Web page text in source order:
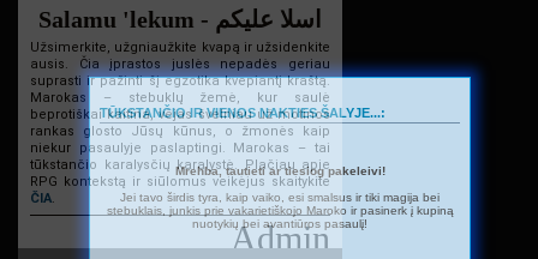
Salamu 'lekum - اسلا عليكم
Užsimerkite, užgniaužkite kvapą ir užsidenkite
ausis. Čia įprastos juslės nepadės geriau
suprasti ir pažinti šį egzotika kvepiantį kraštą.
Marokas – stebuklų žemė, kur saulė
beprotiškai kaitina, vėjas švelniau už motinos
rankas glosto Jūsų kūnus, o žmonės kaip
niekur pasaulyje paslaptingi. Marokas – tai
tūkstančio karalysčių karalystė. Plačiau apie
RPG kontekstą ir siūlomus veikėjus skaitykite
ČIA.
Admin
TŪKSTANČIO IR VIENOS NAKTIES ŠALYJE...:
Mrehba, tautieti ar tiesiog pakeleivi!
Jei tavo širdis tyra, kaip vaiko, esi smalsus ir tiki magija bei
stebuklais, junkis prie vakarietiškojo Maroko ir pasinerk į kupiną
nuotykių bei avantiūros pasaulį!